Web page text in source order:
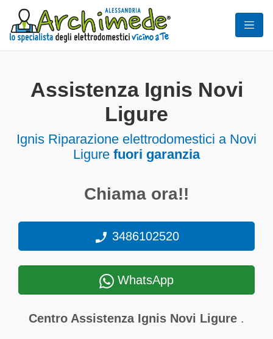
Assistenza Ignis Novi
Ligure
Ignis Riparazione elettrodomestici a Novi
Ligure fuori garanzia
Chiama ora!!
3486102520
WhatsApp
Centro Assistenza Ignis Novi Ligure .